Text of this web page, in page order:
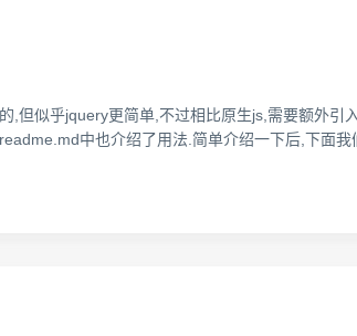
但似乎jquery更简单,不过相比原生js,需要额外引
中也介绍了用法.简单介绍一下后,下面我